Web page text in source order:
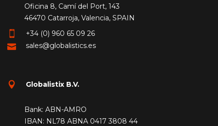
Oficina 8, Camí del Port, 143
46470 Catarroja, Valencia, SPAIN
+34 (0) 960 65 09 26
sales@globalistics.es
Globalistix B.V.
Bank: ABN-AMRO
IBAN: NL78 ABNA 0417 3808 44